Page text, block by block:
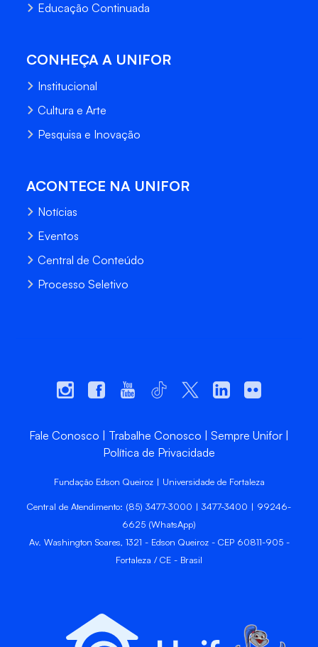
Educação Continuada
CONHEÇA A UNIFOR
Institucional
Cultura e Arte
Pesquisa e Inovação
ACONTECE NA UNIFOR
Notícias
Eventos
Central de Conteúdo
Processo Seletivo
Fale Conosco Trabalhe Conosco
Sempre Unifor
Política de Privacidade
Fundação Edson Queiroz | Universidade de Fortaleza
Central de Atendimento: (85) 3477-3000 | 3477-3400 | 99246-
6625 (WhatsApp)
Av. Washington Soares, 1321 - Edson Queiroz - CEP 60811-905 -
Fortaleza / CE - Brasil